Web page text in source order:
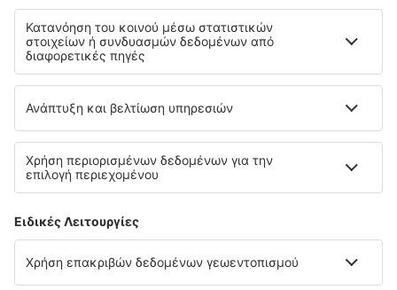
Οι κρατήσεις μου
Πολιτική απορρήτου
Υποστήριξη και επικοινωνία
Χώρες
Διεθνείς ιστότοποι